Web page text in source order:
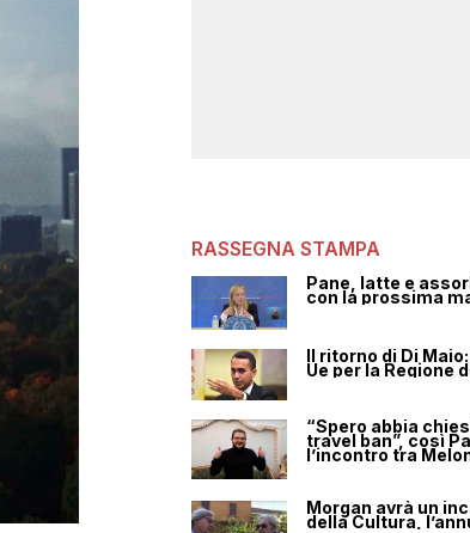
RASSEGNA STAMPA
Pane, latte e
con la prossima
Il ritorno di Di
Ue per la Regione
“Spero abbia
travel ban”, così
l’incontro tra
Morgan avrà un
della Cultura,